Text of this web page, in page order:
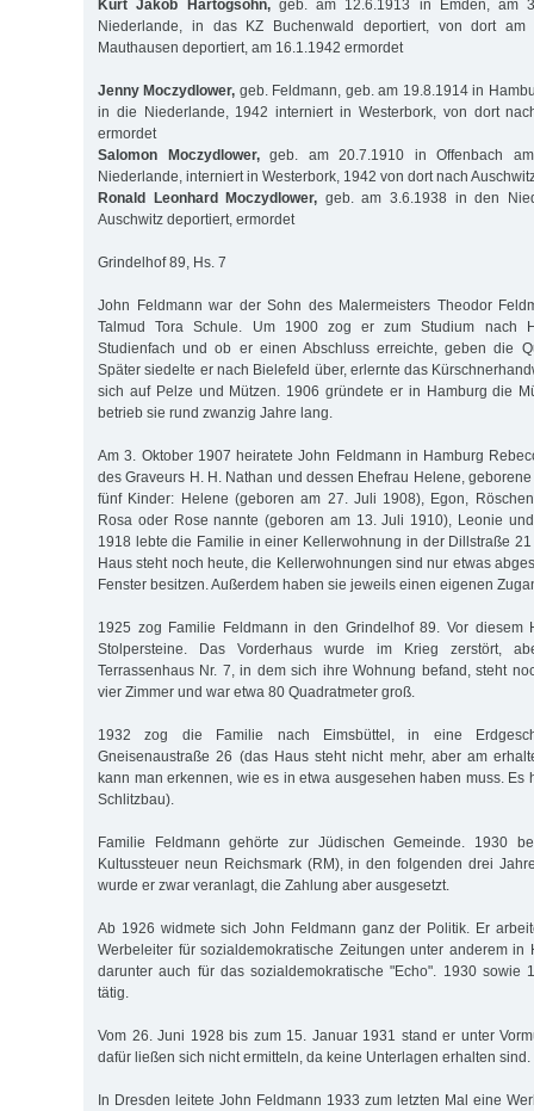
Kurt Jakob Hartogsohn,geb. am 12.6.1913 in Emden, am
Niederlande, in das KZ Buchenwald deportiert, von dort
Mauthausen deportiert, am 16.1.1942 ermordet
Jenny Moczydlower, geb. Feldmann, geb. am 19.8.1914 in
in die Niederlande, 1942 interniert in Westerbork, von dort
ermordet
Salomon Moczydlower,geb. am 20.7.1910 in Offenbach
Niederlande, interniert in Westerbork, 1942 von dort nach
Ronald Leonhard Moczydlower, geb. am 3.6.1938 in den
Auschwitz deportiert, ermordet
Grindelhof 89, Hs. 7
John Feldmann war der Sohn des Malermeisters Theodor
Talmud Tora Schule. Um 1900 zog er zum Studium nach
Studienfach und ob er einen Abschluss erreichte, geben die
Später siedelte er nach Bielefeld über, erlernte das
sich auf Pelze und Mützen. 1906 gründete er in Hamburg die
betrieb sie rund zwanzig Jahre lang.
Am 3. Oktober 1907 heiratete John Feldmann in Hamburg
des Graveurs H. H. Nathan und dessen Ehefrau Helene,
fünf Kinder: Helene (geboren am 27. Juli 1908), Egon,
Rosa oder Rose nannte (geboren am 13. Juli 1910), Leonie
1918 lebte die Familie in einer Kellerwohnung in der Dillstraße
Haus steht noch heute, die Kellerwohnungen sind nur etwas
Fenster besitzen. Außerdem haben sie jeweils einen eigenen
1925 zog Familie Feldmann in den Grindelhof 89. Vor diesem
Stolpersteine. Das Vorderhaus wurde im Krieg zerstört,
Terrassenhaus Nr. 7, in dem sich ihre Wohnung befand, steht
vier Zimmer und war etwa 80 Quadratmeter groß.
1932 zog die Familie nach Eimsbüttel, in eine
Gneisenaustraße 26 (das Haus steht nicht mehr, aber am
kann man erkennen, wie es in etwa ausgesehen haben muss. Es
Schlitzbau).
Familie Feldmann gehörte zur Jüdischen Gemeinde. 1930
Kultussteuer neun Reichsmark (RM), in den folgenden drei
wurde er zwar veranlagt, die Zahlung aber ausgesetzt.
Ab 1926 widmete sich John Feldmann ganz der Politik. Er
Werbeleiter für sozialdemokratische Zeitungen unter anderem in
darunter auch für das sozialdemokratische "Echo". 1930 sowie
tätig.
Vom 26. Juni 1928 bis zum 15. Januar 1931 stand er unter
dafür ließen sich nicht ermitteln, da keine Unterlagen erhalten sind.
In Dresden leitete John Feldmann 1933 zum letzten Mal eine